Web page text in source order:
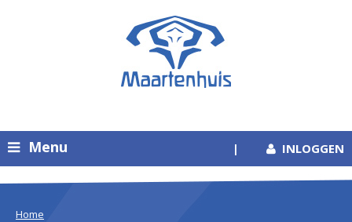
Menu | INLOGGEN
Home